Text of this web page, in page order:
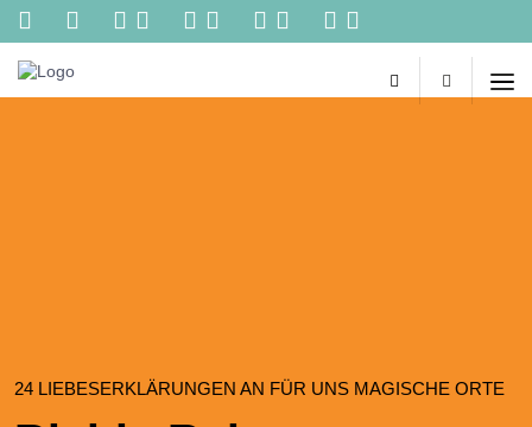
Kontakt
Biehl
und
24 LIEBESERKLÄRUNGEN AN FÜR UNS MAGISCHE ORTE